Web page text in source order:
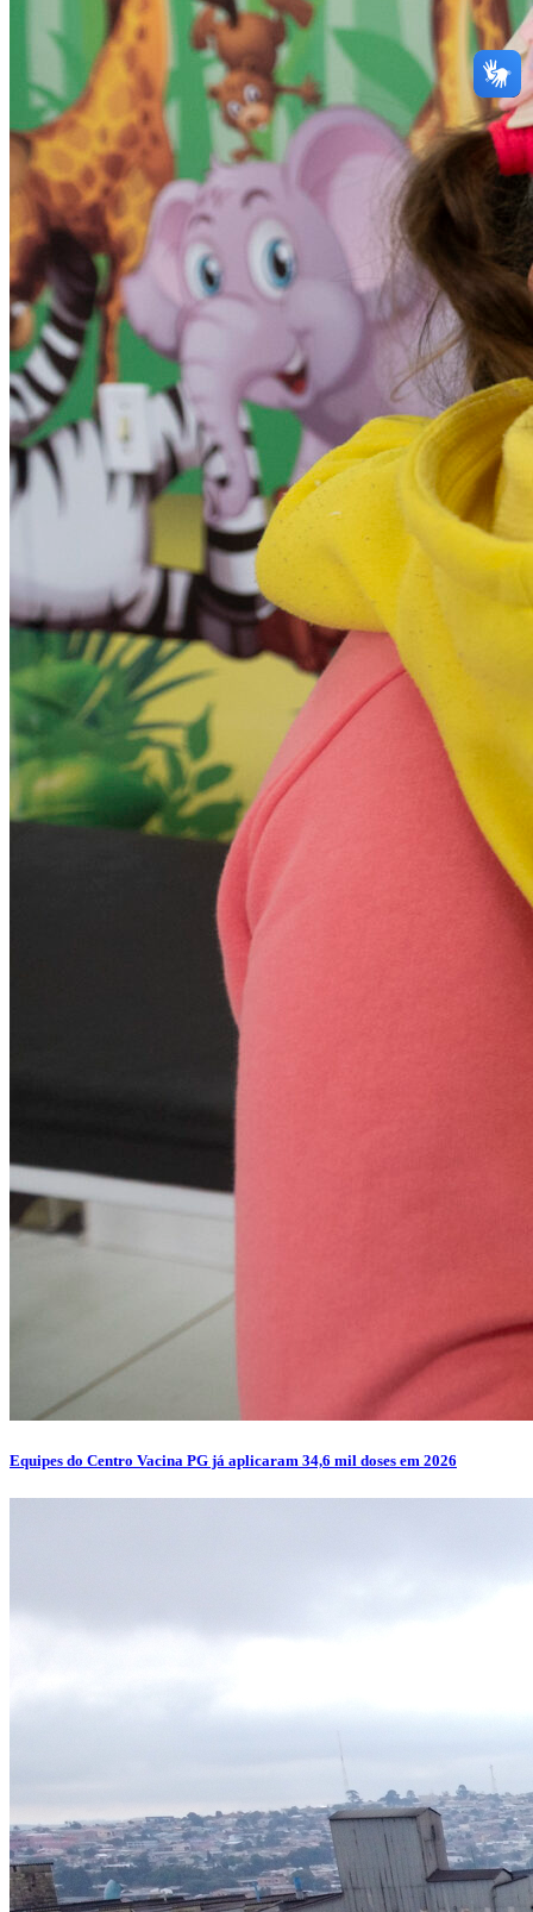
Equipes do Centro Vacina PG já aplicaram 34,6 mil doses em 2026